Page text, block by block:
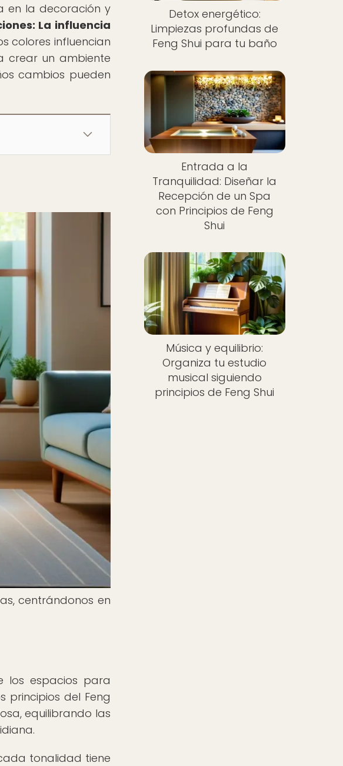
en la decoración y
La influencia
colores influencian
crear un ambiente
cambios pueden
centrándonos en
los espacios para
principios del Feng
equilibrando las
tonalidad tiene
Detox energético:
Limpiezas profundas de
Feng Shui para tu baño
Entrada a la
Tranquilidad: Diseñar la
Recepción de un Spa
con Principios de Feng
Shui
Música y equilibrio:
Organiza tu estudio
musical siguiendo
principios de Feng Shui